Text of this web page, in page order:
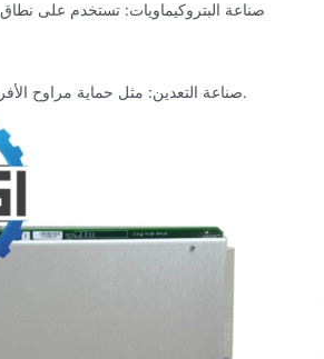
صناعة البتروكيماويات: تستخدم على
صناعة التعدين: مثل حماية مراوح الأفران العالية والمعدات الأخرى.